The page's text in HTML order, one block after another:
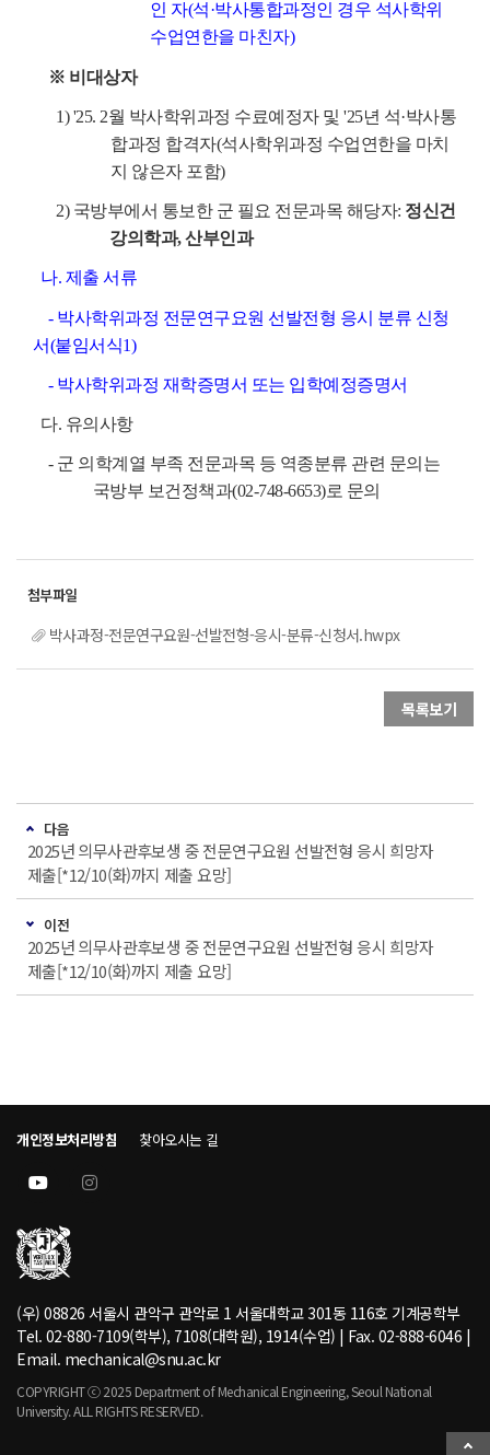
인 자(석·박사통합과정인 경우 석사학위
수업연한을 마친자)
※ 비대상자
1) '25. 2월 박사학위과정 수료예정자 및 '25년 석·박사통
합과정 합격자(석사학위과정 수업연한을 마치
지 않은자 포함)
2) 국방부에서 통보한 군 필요 전문과목 해당자: 정신건
강의학과, 산부인과
나. 제출 서류
- 박사학위과정 전문연구요원 선발전형 응시 분류 신청
서(붙임서식1)
- 박사학위과정 재학증명서 또는 입학예정증명서
다. 유의사항
- 군 의학계열 부족 전문과목 등 역종분류 관련 문의는
국방부 보건정책과(02-748-6653)로 문의
박사과정-전문연구요원-선발전형-응시-분류-신청서.hwpx
목록보기
다음
2025년 의무사관후보생 중 전문연구요원 선발전형 응시 희망자
제출[*12/10(화)까지 제출 요망]
이전
2025년 의무사관후보생 중 전문연구요원 선발전형 응시 희망자
제출[*12/10(화)까지 제출 요망]
개인정보처리방침 찾아오시는 길
(우) 08826 서울시 관악구 관악로 1 서울대학교 301동 116호 기계공학부
Tel. 02-880-7109(학부), 7108(대학원), 1914(수업) | Fax. 02-888-6046 |
Email. mechanical@snu.ac.kr
COPYRIGHT ⓒ 2025 Department of Mechanical Engineering, Seoul National
University. ALL RIGHTS RESERVED.